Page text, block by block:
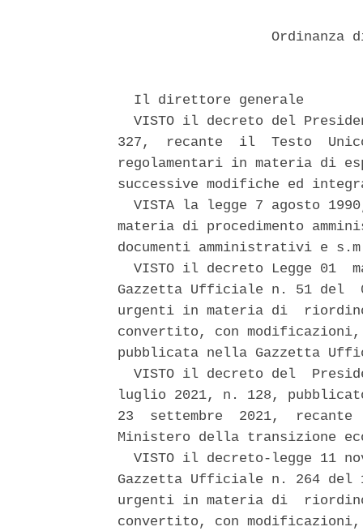
Ordinanza
  Il direttore generale
VISTO il decreto del
327,  recante  il  Testo
regolamentari in materia di
successive modifiche ed
VISTA la legge 7 agosto
materia di procedimento
documenti amministrativi e
VISTO il decreto Legge 01
Gazzetta Ufficiale n. 51 del
urgenti in materia di
convertito, con
pubblicata nella Gazzetta
VISTO il decreto del
luglio 2021, n. 128,
23  settembre  2021,
Ministero della transizione
VISTO il decreto-legge 11
Gazzetta Ufficiale n. 264 del
urgenti in materia di
convertito, con